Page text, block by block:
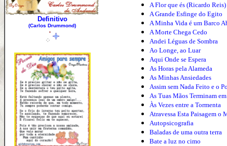
Definitivo
(Carlos Drummond)
A Flor que és (Ricardo Reis)
A Grande Esfinge do Egito
A Minha Vida é um Barco
A Morte Chega Cedo
Andei Léguas de Sombra
Ao Longe, ao Luar
Aqui Onde se Espera
As Horas pela Alameda
As Minhas Ansiedades
Assim sem Nada Feito e o
As Tuas Mãos Terminam
Às Vezes entre a Tormenta
Atravessa Esta Paisagem o
Autopsicografia
Baladas de uma outra terra
Bate a luz no cimo